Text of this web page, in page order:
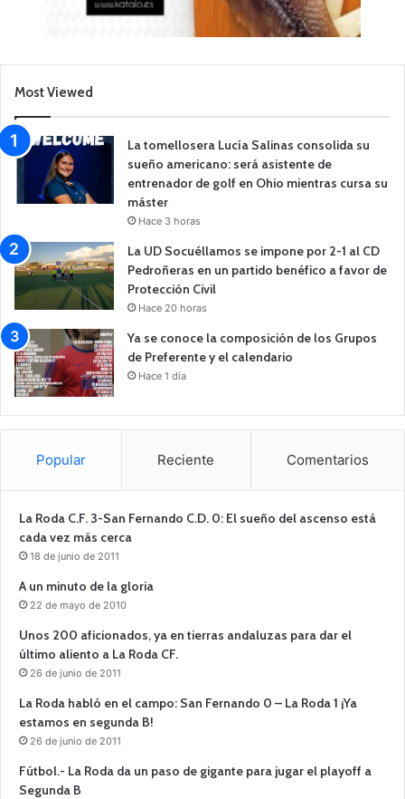
Most Viewed
La tomellosera Lucía Salinas consolida su
sueño americano: será asistente de
entrenador de golf en Ohio mientras cursa su
máster
Hace 3 horas
La UD Socuéllamos se impone por 2-1 al CD
Pedroñeras en un partido benéfico a favor de
Protección Civil
Hace 20 horas
Ya se conoce la composición de los Grupos
de Preferente y el calendario
Hace 1 día
Popular Reciente Comentarios
La Roda C.F. 3-San Fernando C.D. 0: El sueño del ascenso está
cada vez más cerca
18 de junio de 2011
A un minuto de la gloria
22 de mayo de 2010
Unos 200 aficionados, ya en tierras andaluzas para dar el
último aliento a La Roda CF.
26 de junio de 2011
La Roda habló en el campo: San Fernando 0 – La Roda 1 ¡Ya
estamos en segunda B!
26 de junio de 2011
Fútbol.- La Roda da un paso de gigante para jugar el playoff a
Segunda B